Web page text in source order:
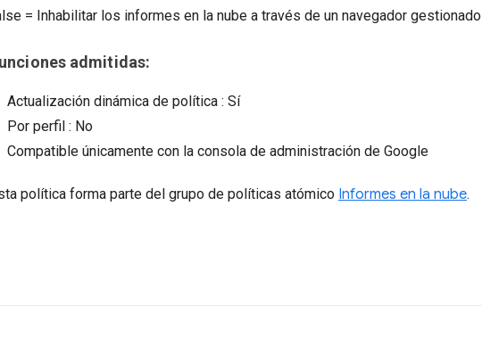
= Inhabilitar los informes en la nube a través de un navegador gestionado
admitidas:
Actualización dinámica de política : Sí
Por perfil : No
Compatible únicamente con la consola de administración de Google
política forma parte del grupo de políticas atómico Informes en la nube.